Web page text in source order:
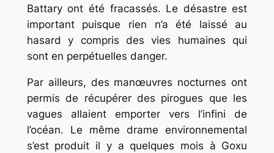
Battary ont été fracassés. Le désastre est
important puisque rien n’a été laissé au
hasard y compris des vies humaines qui
sont en perpétuelles danger.
Par ailleurs, des manœuvres nocturnes ont
permis de récupérer des pirogues que les
vagues allaient emporter vers l’infini de
l’océan. Le même drame environnemental
s’est produit il y a quelques mois à Goxu